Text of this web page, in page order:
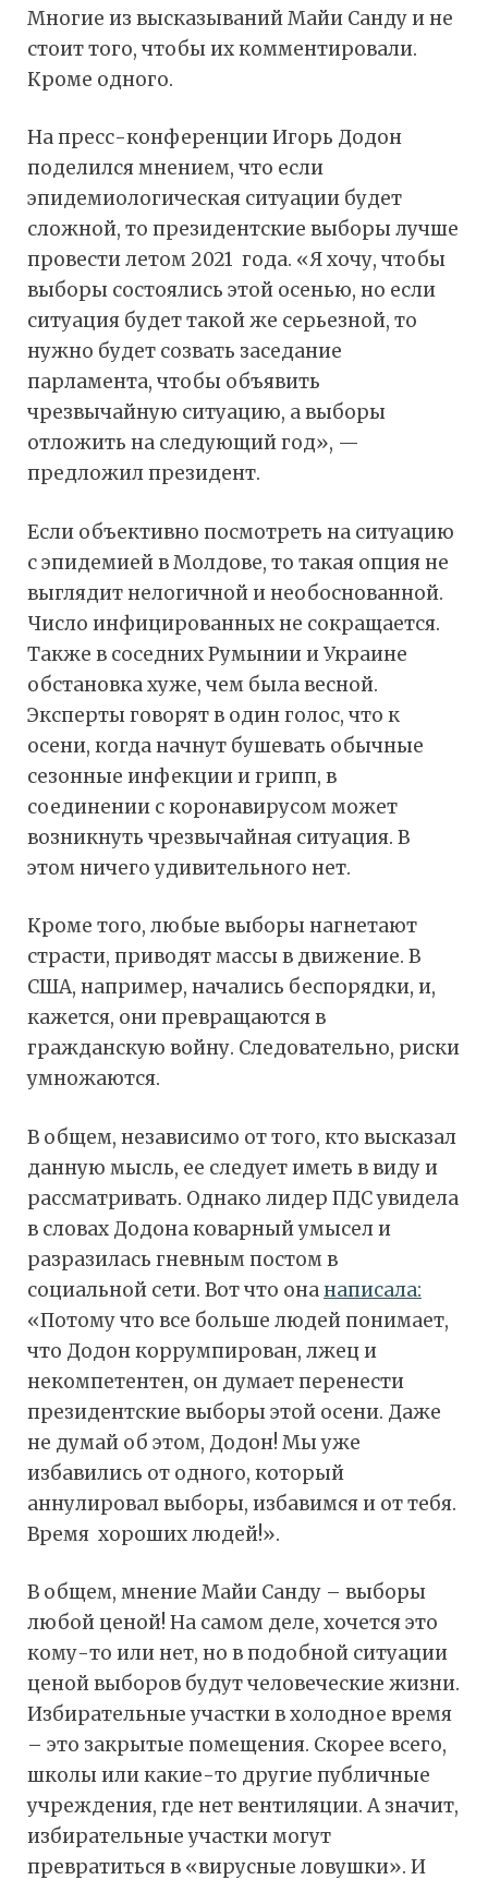
Многие из высказываний Майи Санду и не
стоит того, чтобы их комментировали.
Кроме одного.
На пресс-конференции Игорь Додон
поделился мнением, что если
эпидемиологическая ситуации будет
сложной, то президентские выборы лучше
провести летом 2021 года. «Я хочу, чтобы
выборы состоялись этой осенью, но если
ситуация будет такой же серьезной, то
нужно будет созвать заседание
парламента, чтобы объявить
чрезвычайную ситуацию, а выборы
отложить на следующий год», —
предложил президент.
Если объективно посмотреть на ситуацию
с эпидемией в Молдове, то такая опция не
выглядит нелогичной и необоснованной.
Число инфицированных не сокращается.
Также в соседних Румынии и Украине
обстановка хуже, чем была весной.
Эксперты говорят в один голос, что к
осени, когда начнут бушевать обычные
сезонные инфекции и грипп, в
соединении с коронавирусом может
возникнуть чрезвычайная ситуация. В
этом ничего удивительного нет.
Кроме того, любые выборы нагнетают
страсти, приводят массы в движение. В
США, например, начались беспорядки, и,
кажется, они превращаются в
гражданскую войну. Следовательно, риски
умножаются.
В общем, независимо от того, кто высказал
данную мысль, ее следует иметь в виду и
рассматривать. Однако лидер ПДС увидела
в словах Додона коварный умысел и
разразилась гневным постом в
социальной сети. Вот что онанаписала:
«Потому что все больше людей понимает,
что Додон коррумпирован, лжец и
некомпетентен, он думает перенести
президентские выборы этой осени. Даже
не думай об этом, Додон! Мы уже
избавились от одного, который
аннулировал выборы, избавимся и от тебя.
Время хороших людей!».
В общем, мнение Майи Санду – выборы
любой ценой! На самом деле, хочется это
кому-то или нет, но в подобной ситуации
ценой выборов будут человеческие жизни.
Избирательные участки в холодное время
– это закрытые помещения. Скорее всего,
школы или какие-то другие публичные
учреждения, где нет вентиляции. А значит,
избирательные участки могут
превратиться в «вирусные ловушки». И